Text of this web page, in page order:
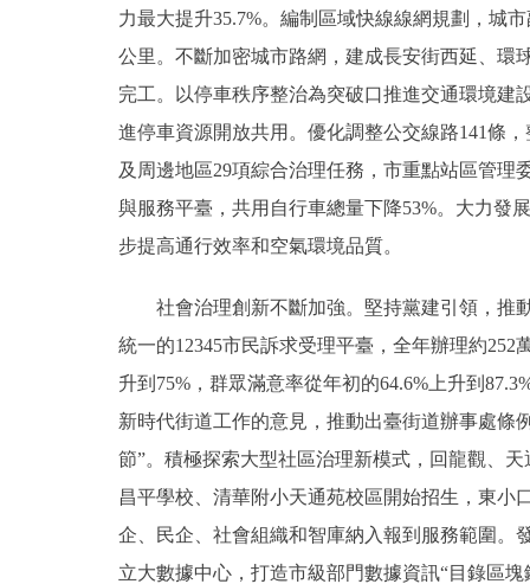
力最大提升35.7%。編制區域快線線網規劃，城
公里。不斷加密城市路網，建成長安街西延、環
完工。以停車秩序整治為突破口推進交通環境建
進停車資源開放共用。優化調整公交線路141條
及周邊地區29項綜合治理任務，市重點站區管
與服務平臺，共用自行車總量下降53%。大力發
步提高通行效率和空氣環境品質。
社會治理創新不斷加強。堅持黨建引領，推動
統一的12345市民訴求受理平臺，全年辦理約
升到75%，群眾滿意率從年初的64.6%上升到
新時代街道工作的意見，推動出臺街道辦事處條
節”。積極探索大型社區治理新模式，回龍觀、
昌平學校、清華附小天通苑校區開始招生，東小
企、民企、社會組織和智庫納入報到服務範圍。
立大數據中心，打造市級部門數據資訊“目錄區